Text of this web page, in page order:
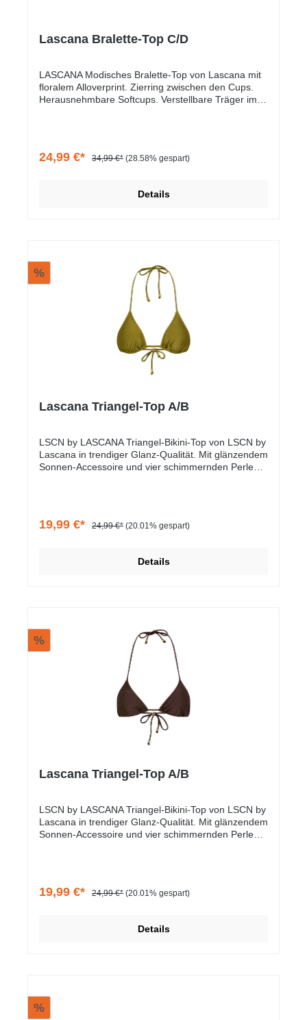
Lascana Bralette-Top C/D
LASCANA Modisches Bralette-Top von Lascana mit
floralem Alloverprint. Zierring zwischen den Cups.
Herausnehmbare Softcups. Verstellbare Träger im
24,99 €* 34,99 €* (28.58% gespart)
Details
%
Lascana Triangel-Top A/B
LSCN by LASCANA Triangel-Bikini-Top von LSCN by
Lascana in trendiger Glanz-Qualität. Mit glänzendem
Sonnen-Accessoire und vier schimmernden Perlen
19,99 €* 24,99 €* (20.01% gespart)
Details
%
Lascana Triangel-Top A/B
LSCN by LASCANA Triangel-Bikini-Top von LSCN by
Lascana in trendiger Glanz-Qualität. Mit glänzendem
Sonnen-Accessoire und vier schimmernden Perlen
19,99 €* 24,99 €* (20.01% gespart)
Details
%